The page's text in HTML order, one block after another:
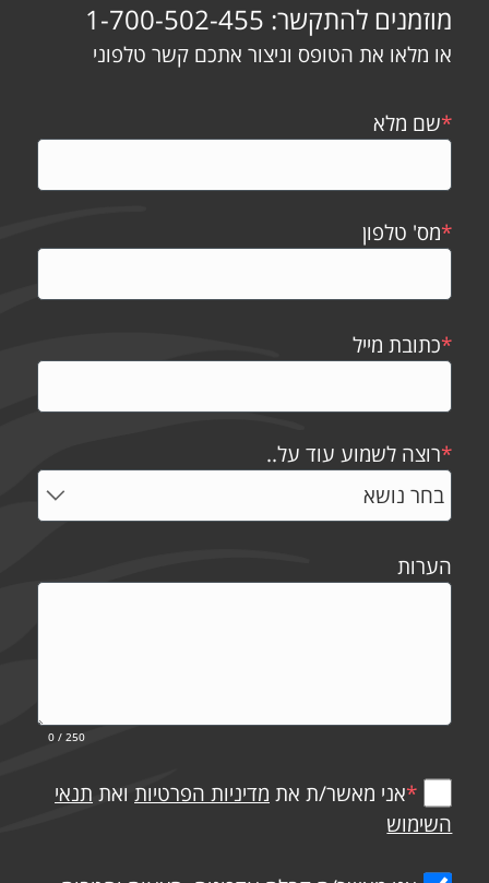
מוזמנים להתקשר: 1-700-502-455
או מלאו את הטופס וניצור אתכם קשר טלפוני
*שם מלא
*מס' טלפון
*כתובת מייל
*רוצה לשמוע עוד על..
הערות
0 / 250
*אני מאשר/ת את מדיניות הפרטיות ואת תנאי
השימוש